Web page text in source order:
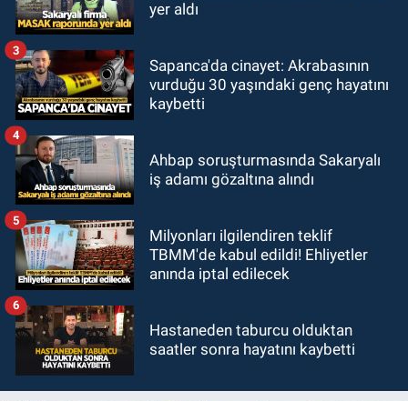
yer aldı
Sapanca'da cinayet: Akrabasının
vurduğu 30 yaşındaki genç hayatını
kaybetti
3
Ahbap soruşturmasında Sakaryalı
iş adamı gözaltına alındı
4
Milyonları ilgilendiren teklif
TBMM'de kabul edildi! Ehliyetler
anında iptal edilecek
5
Hastaneden taburcu olduktan
saatler sonra hayatını kaybetti
6